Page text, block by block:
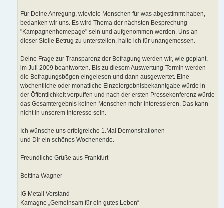
Für Deine Anregung, wieviele Menschen für was abgestimmt haben,
bedanken wir uns. Es wird Thema der nächsten Besprechung
"Kampagnenhomepage" sein und aufgenommen werden. Uns an
dieser Stelle Betrug zu unterstellen, halte ich für unangemessen.
Deine Frage zur Transparenz der Befragung werden wir, wie geplant,
im Juli 2009 beantworten. Bis zu diesem Auswertung-Termin werden
die Befragungsbögen eingelesen und dann ausgewertet. Eine
wöchentliche oder monatliche Einzelergebnisbekanntgabe würde in
der Öffentlichkeit verpuffen und nach der ersten Pressekonferenz würde
das Gesamtergebnis keinen Menschen mehr interessieren. Das kann
nicht in unserem Interesse sein.
Ich wünsche uns erfolgreiche 1.Mai Demonstrationen
und Dir ein schönes Wochenende.
Freundliche Grüße aus Frankfurt
Bettina Wagner
IG Metall Vorstand
Kamagne „Gemeinsam für ein gutes Leben“